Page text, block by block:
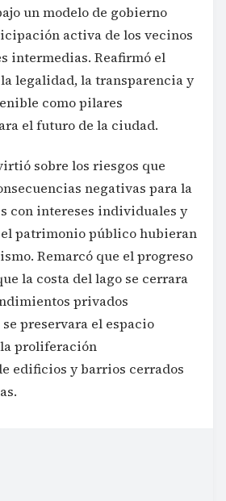
un modelo de gobierno
activa de los vecinos
intermedias. Reafirmó el
legalidad, la transparencia y
como pilares
el futuro de la ciudad.
sobre los riesgos que
negativas para la
con intereses individuales y
patrimonio público hubieran
Remarcó que el progreso
la costa del lago se cerrara
privados
preservara el espacio
proliferación
edificios y barrios cerrados